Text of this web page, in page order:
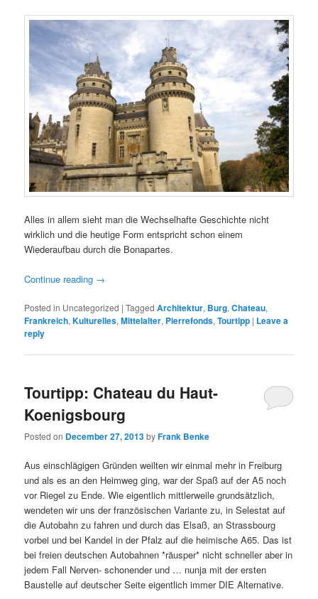
Alles in allem sieht man die Wechselhafte Geschichte nicht
wirklich und die heutige Form entspricht schon einem
Wiederaufbau durch die Bonapartes.
Continue reading →
Posted in Uncategorized |Tagged Architektur, Burg,Chateau,
Frankreich,Kulturelles,Mittelalter, Pierrefonds,Tourtipp | Leave a
reply
Tourtipp: Chateau du Haut-
Koenigsbourg
Posted on December 27, 2013byFrank Benke
Aus einschlägigen Gründen weilten wir einmal mehr in Freiburg
und als es an den Heimweg ging, war der Spaß auf der A5 noch
vor Riegel zu Ende. Wie eigentlich mittlerweile grundsätzlich,
wendeten wir uns der französischen Variante zu, in Selestat auf
die Autobahn zu fahren und durch das Elsaß, an Strassbourg
vorbei und bei Kandel in der Pfalz auf die heimische A65. Das ist
bei freien deutschen Autobahnen *räusper* nicht schneller aber in
jedem Fall Nerven- schonender und … nunja mit der ersten
Baustelle auf deutscher Seite eigentlich immer DIE Alternative.